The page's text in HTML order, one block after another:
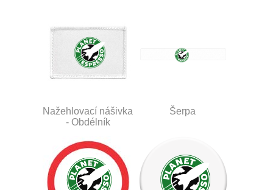
Nažehlovací nášivka
- Obdélník
Šerpa